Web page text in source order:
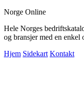
Norge Online
Hele Norges
og bransjer med en enkel
Hjem Sidekart Kontakt